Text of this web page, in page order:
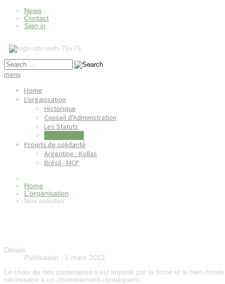
News
Contact
Sign in
menu
Home
L'organisation
Historique
Conseil d'Administration
Les Statuts
Projets de solidarité
Argentine - Kollas
Brésil - MCP
Home
L'organisation
Nos activités
Détails
Publication : 1 mars 2012
Le choix de nos partenaires s’est imposé par la force et le bien-
nécessaire à un cheminement conséquent.